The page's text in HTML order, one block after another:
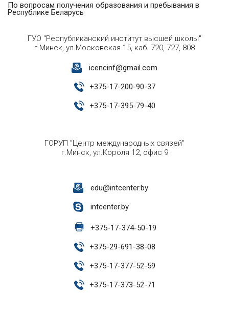
По вопросам получения образования и пребывания в
Республике Беларусь
ГУО "Республиканский институт высшей школы"
г.Минск, ул.Московская 15, каб. 720, 727, 808
icencinf@gmail.com
+375-17-200-90-37
+375-17-395-79-40
ГОРУП "Центр международных связей"
г.Минск, ул.Короля 12, офис 9
edu@intcenter.by
intcenter.by
+375-17-374-50-19
+375-29-691-38-08
+375-17-377-52-59
+375-17-373-52-71